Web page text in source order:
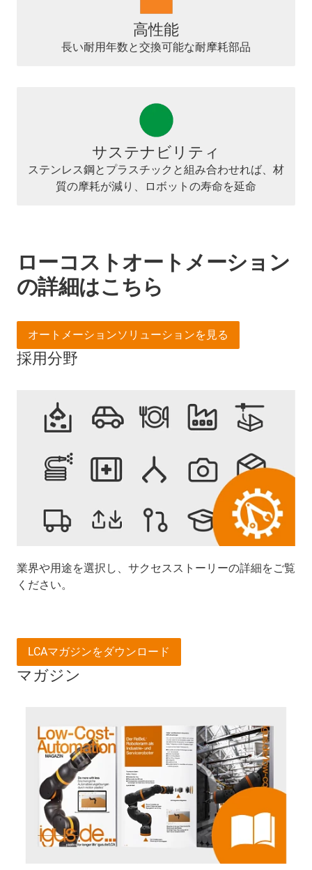
高性能
長い耐用年数と交換可能な耐摩耗部品
サステナビリティ
ステンレス鋼とプラスチックと組み合わせれば、材
質の摩耗が減り、ロボットの寿命を延命
ローコストオートメーション
の詳細はこちら
採用分野
業界や用途を選択し、サクセスストーリーの詳細をご覧
ください。
オートメーションソリューションを見る
マガジン
LCAマガジンをダウンロード